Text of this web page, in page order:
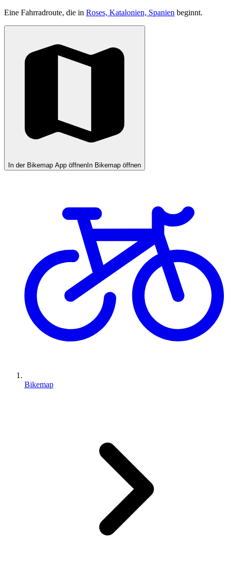
Eine Fahrradroute, die in Roses, Katalonien, Spanien beginnt.
In der Bikemap App öffnen In Bikemap öffnen
Bikemap